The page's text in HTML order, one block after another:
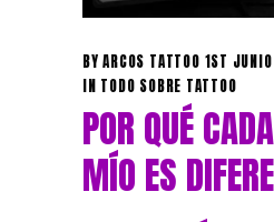
BYARCOS TATTOO 1ST
IN TODO SOBRE TATTOO
POR QUÉ
MÍO ES